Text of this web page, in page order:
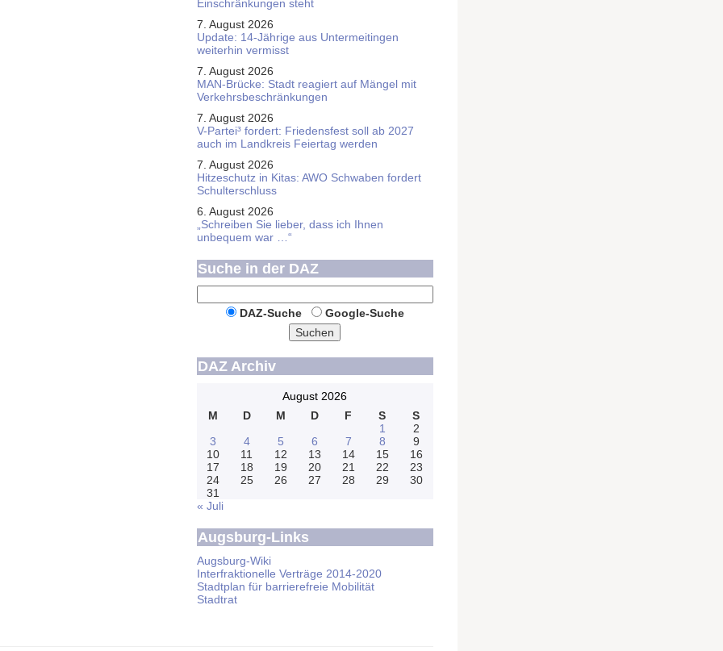
Einschränkungen steht
7. August 2026
Update: 14-Jährige aus Untermeitingen
weiterhin vermisst
7. August 2026
MAN-Brücke: Stadt reagiert auf Mängel mit
Verkehrsbeschränkungen
7. August 2026
V-Partei­³ fordert: Friedens­fest soll ab 2027
auch im Land­kreis Feier­tag werden
7. August 2026
Hitzeschutz in Kitas: AWO Schwaben fordert
Schulterschluss
6. August 2026
„Schreiben Sie lieber, dass ich Ihnen
unbequem war …“
Suche in der DAZ
DAZ-Suche
Google-Suche
Suchen
DAZ Archiv
August 2026
M
D M D F S
S
1
2
3
4 5 6 7 8
9
10
11 12 13 14 15
16
17
18 19 20 21 22
23
24
25 26 27 28 29
30
31
« Juli
Augsburg-Links
Augsburg-Wiki
Interfraktionelle Verträge 2014-2020
Stadtplan für barrierefreie Mobilität
Stadtrat